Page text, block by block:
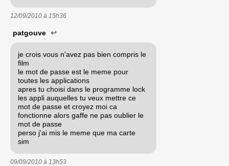
12/09/2010 à 15h36
patgouve ↩
je crois vous n'avez pas bien compris le
film
le mot de passe est le meme pour
toutes les applications
apres tu choisi dans le programme lock
les appli auquelles tu veux mettre ce
mot de passe et croyez moi ca
fonctionne alors gaffe ne pas oublier le
mot de passe
perso j'ai mis le meme que ma carte
sim
09/09/2010 à 13h53